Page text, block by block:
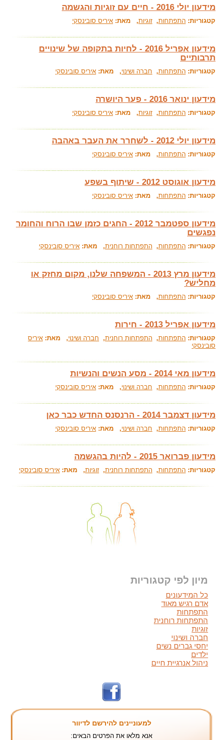
מידעון יולי 2016 - חיים עם זוגיות והגשמה
קטגוריות: התפתחות, זוגיות, מאת: איריס סובינסקי
מידעון אפריל 2016 - לחיות בתקופה של שינויים
תרבותיים
קטגוריות: התפתחות, חברה ושינוי, מאת: איריס סובינסקי
מידעון ינואר 2016 - פער היושרה
קטגוריות: התפתחות, זוגיות, מאת: איריס סובינסקי
מידעון יולי 2012 - לשחרר את העבר באהבה
קטגוריות: התפתחות, מאת: איריס סובינסקי
מידעון אוגוסט 2012 - שיתוף בשפע
קטגוריות: התפתחות, מאת: איריס סובינסקי
מידעון ספטמבר 2012 - החגים כזמן שבו הרוח והחומר
נפגשים
קטגוריות: התפתחות, התפתחות רוחנית, מאת: איריס סובינסקי
מידעון מרץ 2013 - המשפחה שלנו, מקום מחזק או
מחליש?
קטגוריות: התפתחות, מאת: איריס סובינסקי
מידעון אפריל 2013 - חירות
קטגוריות: התפתחות, התפתחות רוחנית, חברה ושינוי, מאת: איריס
סובינסקי
מידעון מאי 2014 - מסע הנשים והנשיות
קטגוריות: התפתחות, חברה ושינוי, מאת: איריס סובינסקי
מידעון דצמבר 2014 - הרנסנס החדש כבר כאן
קטגוריות: התפתחות, חברה ושינוי, מאת: איריס סובינסקי
מידעון פברואר 2015 - להיות בהגשמה
קטגוריות: התפתחות, התפתחות רוחנית, זוגיות, מאת: איריס סובינסקי
מיון לפי קטגוריות
כל המידעונים
אדם רגיש מאוד
התפתחות
התפתחות רוחנית
זוגיות
חברה ושינוי
יחסי גברים נשים
ילדים
ניהול אנרגיית חיים
למעוניינים להירשם לדיוור
אנא מלאו את הפרטים הבאים: